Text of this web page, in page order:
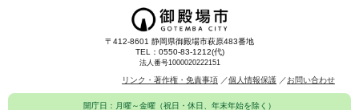
〒412-8601 静岡県御殿場市萩原483番地
TEL：0550-83-1212(代)
法人番号1000020222151
リンク・著作権・免責事項 個人情報保護 お問い合わせ
開庁日：月曜～金曜（祝日・休日、年末年始を除く）